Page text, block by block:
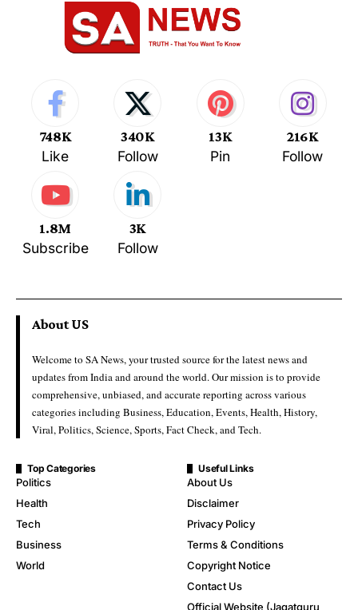
748K
Like
340K
Follow
13K
Pin
216K
Follow
1.8M
Subscribe
3K
Follow
About US
Welcome to SA News, your trusted source for the latest news and
updates from India and around the world. Our mission is to provide
comprehensive, unbiased, and accurate reporting across various
categories including Business, Education, Events, Health, History,
Viral, Politics, Science, Sports, Fact Check, and Tech.
Top Categories
Politics
Health
Tech
Business
World
Useful Links
About Us
Disclaimer
Privacy Policy
Terms & Conditions
Copyright Notice
Contact Us
Official Website (Jagatguru